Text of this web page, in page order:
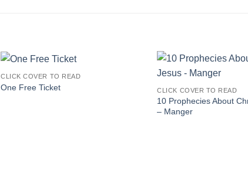
CLICK COVER TO READ
One Free Ticket CLICK COVER TO READ
10 Prophecies About
– Manger